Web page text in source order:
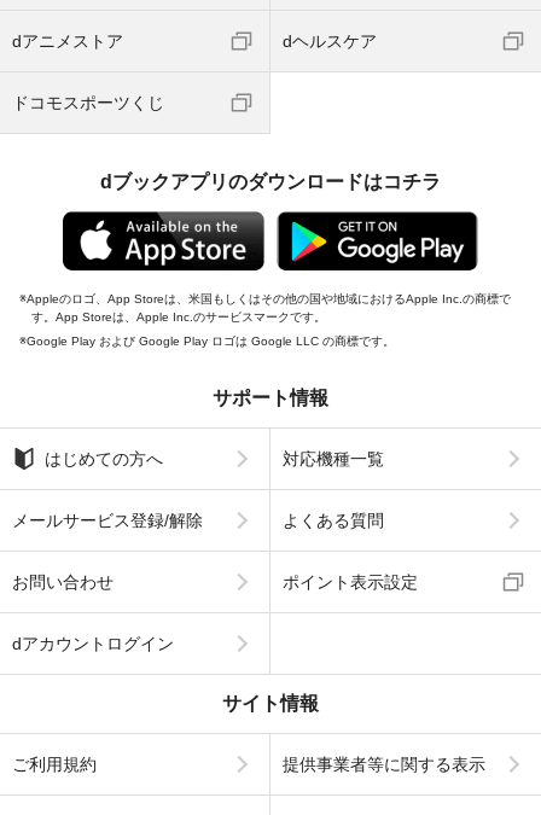
dアニメストア dヘルスケア
ドコモスポーツくじ
dブックアプリのダウンロードはコチラ
Appleのロゴ、App Storeは、米国もしくはその他の国や地域におけるApple Inc.の商標で
す。App Storeは、Apple Inc.のサービスマークです。
Google Play および Google Play ロゴは Google LLC の商標です。
サポート情報
はじめての方へ 対応機種一覧
メールサービス登録/解除 よくある質問
お問い合わせ ポイント表示設定
dアカウントログイン
サイト情報
ご利用規約 提供事業者等に関する表示